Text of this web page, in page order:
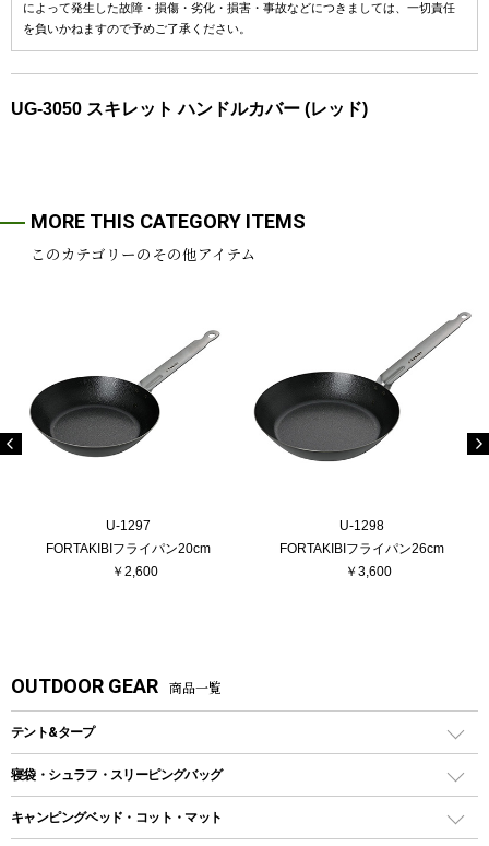
によって発生した故障・損傷・劣化・損害・事故などにつきましては、一切責任
を負いかねますので予めご了承ください。
UG-3050 スキレット ハンドルカバー (レッド)
MORE THIS CATEGORY ITEMS
このカテゴリーのその他アイテム
U-1297
FORTAKIBIフライパン20cm
￥2,600
U-1298
FORTAKIBIフライパン26cm
￥3,600
OUTDOOR GEAR 商品一覧
テント&タープ
テント
ツールームテント
寝袋・シュラフ・スリーピングバッグ
レクタングラー型（封筒型）シュラフ
キャンピングベッド・コット・マット